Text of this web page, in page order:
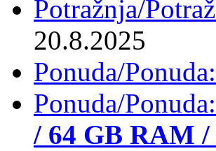
Potražnja/
20.8.2025
Ponuda/Ponuda:
Ponuda/Ponuda:
/ 64 GB RAM /